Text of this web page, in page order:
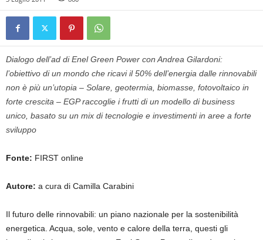
Dialogo dell’ad di Enel Green Power con Andrea Gilardoni:
l’obiettivo di un mondo che ricavi il 50% dell’energia dalle rinnovabili
non è più un’utopia – Solare, geotermia, biomasse, fotovoltaico in
forte crescita – EGP raccoglie i frutti di un modello di business
unico, basato su un mix di tecnologie e investimenti in aree a forte
sviluppo
Fonte: FIRST online
Autore: a cura di Camilla Carabini
Il futuro delle rinnovabili: un piano nazionale per la sostenibilità
energetica. Acqua, sole, vento e calore della terra, questi gli